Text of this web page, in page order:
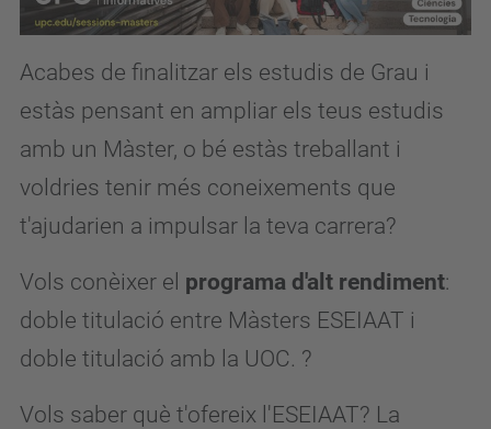
Acabes de finalitzar els estudis de Grau i
estàs pensant en ampliar els teus estudis
amb un Màster, o bé estàs treballant i
voldries tenir més coneixements que
t'ajudarien a impulsar la teva carrera?
Vols conèixer el programa d'alt rendiment:
doble titulació entre Màsters ESEIAAT i
doble titulació amb la UOC. ?
Vols saber què t'ofereix l'ESEIAAT? La